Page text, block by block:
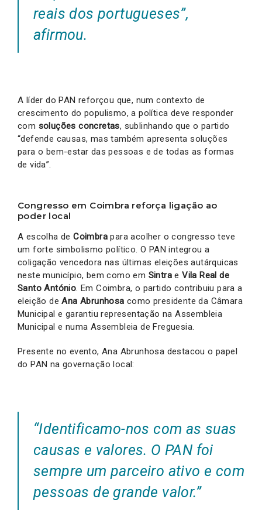
reais dos portugueses”,
afirmou.
A líder do PAN reforçou que, num contexto de
crescimento do populismo, a política deve responder
com soluções concretas, sublinhando que o partido
“defende causas, mas também apresenta soluções
para o bem-estar das pessoas e de todas as formas
de vida”.
Congresso em Coimbra reforça ligação ao
poder local
A escolha deCoimbra para acolher o congresso teve
um forte simbolismo político. O PAN integrou a
coligação vencedora nas últimas eleições autárquicas
neste município, bem como em Sintra eVila Real de
Santo António. Em Coimbra, o partido contribuiu para a
eleição deAna Abrunhosa como presidente da Câmara
Municipal e garantiu representação na Assembleia
Municipal e numa Assembleia de Freguesia.
Presente no evento, Ana Abrunhosa destacou o papel
do PAN na governação local:
“Identificamo-nos com as suas
causas e valores. O PAN foi
sempre um parceiro ativo e com
pessoas de grande valor.”